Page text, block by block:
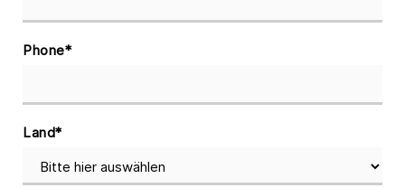
Phone*
Land*